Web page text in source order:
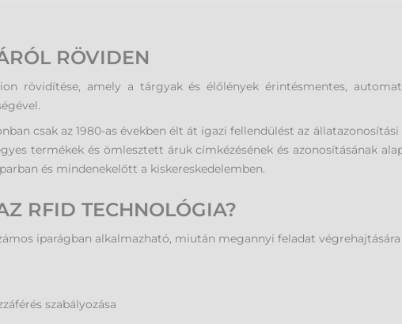
RÖVIDEN
rövidítése, amely a tárgyak és élőlények érintésmentes,
csak az 1980-as években élt át igazi fellendülést az
termékek és ömlesztett áruk címkézésének és azonosításának
és mindenekelőtt a kiskereskedelemben.
RFID TECHNOLÓGIA?
iparágban alkalmazható, miután megannyi feladat
szabályozása